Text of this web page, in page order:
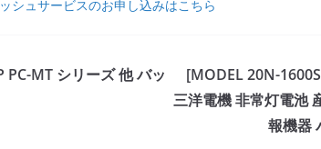
シュサービスのお申し込みはこちら
PC-MT シリーズ 他 バッ
[MODEL 20N-
三洋電機 非常灯電池
報機器